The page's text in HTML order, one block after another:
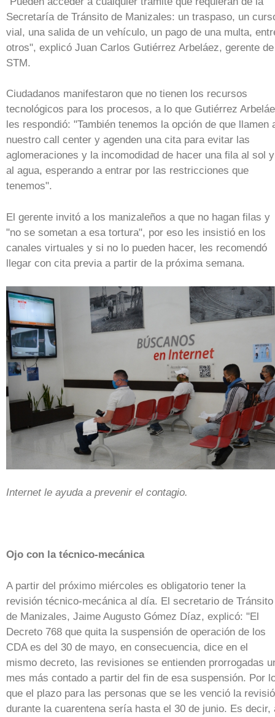
Secretaría de Tránsito de Manizales: un traspaso, un
vial, una salida de un vehículo, un pago de una multa,
otros", explicó Juan Carlos Gutiérrez Arbeláez, gerente de
STM.
Ciudadanos manifestaron que no tienen los recursos
tecnológicos para los procesos, a lo que Gutiérrez
les respondió: "También tenemos la opción de que llamen
nuestro call center y agenden una cita para evitar las
aglomeraciones y la incomodidad de hacer una fila al sol y
al agua, esperando a entrar por las restricciones que
tenemos".
El gerente invitó a los manizaleños a que no hagan filas y
"no se sometan a esa tortura", por eso les insistió en los
canales virtuales y si no lo pueden hacer, les recomendó
llegar con cita previa a partir de la próxima semana.
Internet le ayuda a prevenir el contagio.
Ojo con la técnico-mecánica
A partir del próximo miércoles es obligatorio tener la
revisión técnico-mecánica al día. El secretario de Tránsito
de Manizales, Jaime Augusto Gómez Díaz, explicó: "El
Decreto 768 que quita la suspensión de operación de los
CDA es del 30 de mayo, en consecuencia, dice en el
mismo decreto, las revisiones se entienden prorrogadas
mes más contado a partir del fin de esa suspensión. Por
que el plazo para las personas que se les venció la
durante la cuarentena sería hasta el 30 de junio. Es decir,